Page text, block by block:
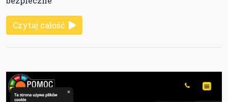
Czytaj całość